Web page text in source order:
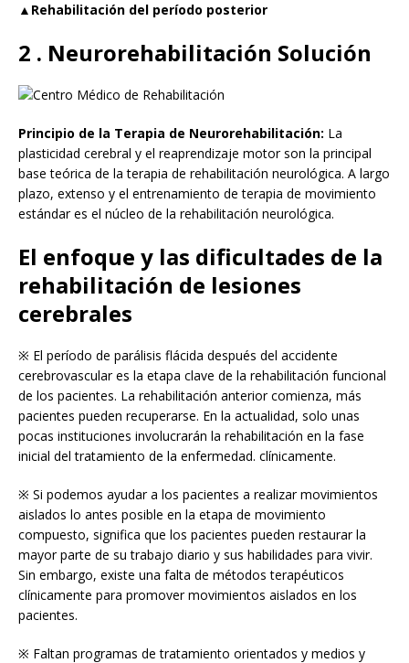
▲Rehabilitación del período posterior
2 . Neurorehabilitación Solución
Principio de la Terapia de Neurorehabilitación: La
plasticidad cerebral y el reaprendizaje motor son la principal
base teórica de la terapia de rehabilitación neurológica. A largo
plazo, extenso y el entrenamiento de terapia de movimiento
estándar es el núcleo de la rehabilitación neurológica.
El enfoque y las dificultades de la
rehabilitación de lesiones
cerebrales
※ El período de parálisis flácida después del accidente
cerebrovascular es la etapa clave de la rehabilitación funcional
de los pacientes. La rehabilitación anterior comienza, más
pacientes pueden recuperarse. En la actualidad, solo unas
pocas instituciones involucrarán la rehabilitación en la fase
inicial del tratamiento de la enfermedad. clínicamente.
※ Si podemos ayudar a los pacientes a realizar movimientos
aislados lo antes posible en la etapa de movimiento
compuesto, significa que los pacientes pueden restaurar la
mayor parte de su trabajo diario y sus habilidades para vivir.
Sin embargo, existe una falta de métodos terapéuticos
clínicamente para promover movimientos aislados en los
pacientes.
※ Faltan programas de tratamiento orientados y medios y